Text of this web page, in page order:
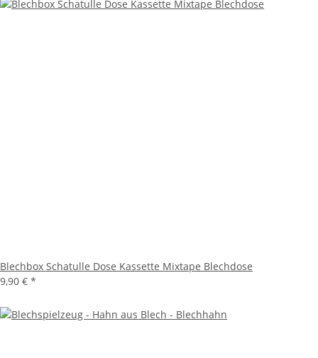
Blechbox Schatulle Dose Kassette Mixtape Blechdose
9,90 € *